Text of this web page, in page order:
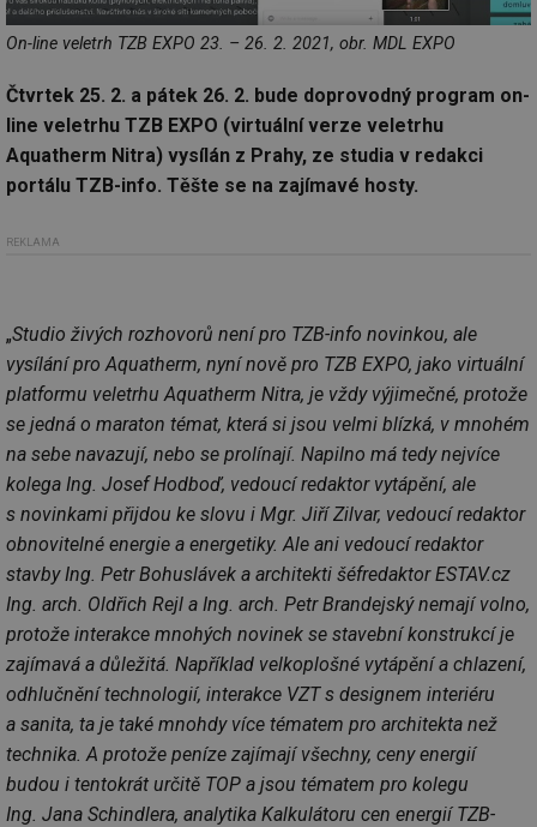
On-line veletrh TZB EXPO 23. – 26. 2. 2021, obr. MDL EXPO
Čtvrtek 25. 2. a pátek 26. 2. bude doprovodný program on-
line veletrhu TZB EXPO (virtuální verze veletrhu
Aquatherm Nitra) vysílán z Prahy, ze studia v redakci
portálu TZB-info. Těšte se na zajímavé hosty.
REKLAMA
„Studio živých rozhovorů není pro TZB-info novinkou, ale
vysílání pro Aquatherm, nyní nově pro TZB EXPO, jako virtuální
platformu veletrhu Aquatherm Nitra, je vždy výjimečné, protože
se jedná o maraton témat, která si jsou velmi blízká, v mnohém
na sebe navazují, nebo se prolínají. Napilno má tedy nejvíce
kolega Ing. Josef Hodboď, vedoucí redaktor vytápění, ale
s novinkami přijdou ke slovu i Mgr. Jiří Zilvar, vedoucí redaktor
obnovitelné energie a energetiky. Ale ani vedoucí redaktor
stavby Ing. Petr Bohuslávek a architekti šéfredaktor ESTAV.cz
Ing. arch. Oldřich Rejl a Ing. arch. Petr Brandejský nemají volno,
protože interakce mnohých novinek se stavební konstrukcí je
zajímavá a důležitá. Například velkoplošné vytápění a chlazení,
odhlučnění technologií, interakce VZT s designem interiéru
a sanita, ta je také mnohdy více tématem pro architekta než
technika. A protože peníze zajímají všechny, ceny energií
budou i tentokrát určitě TOP a jsou tématem pro kolegu
Ing. Jana Schindlera, analytika Kalkulátoru cen energií TZB-